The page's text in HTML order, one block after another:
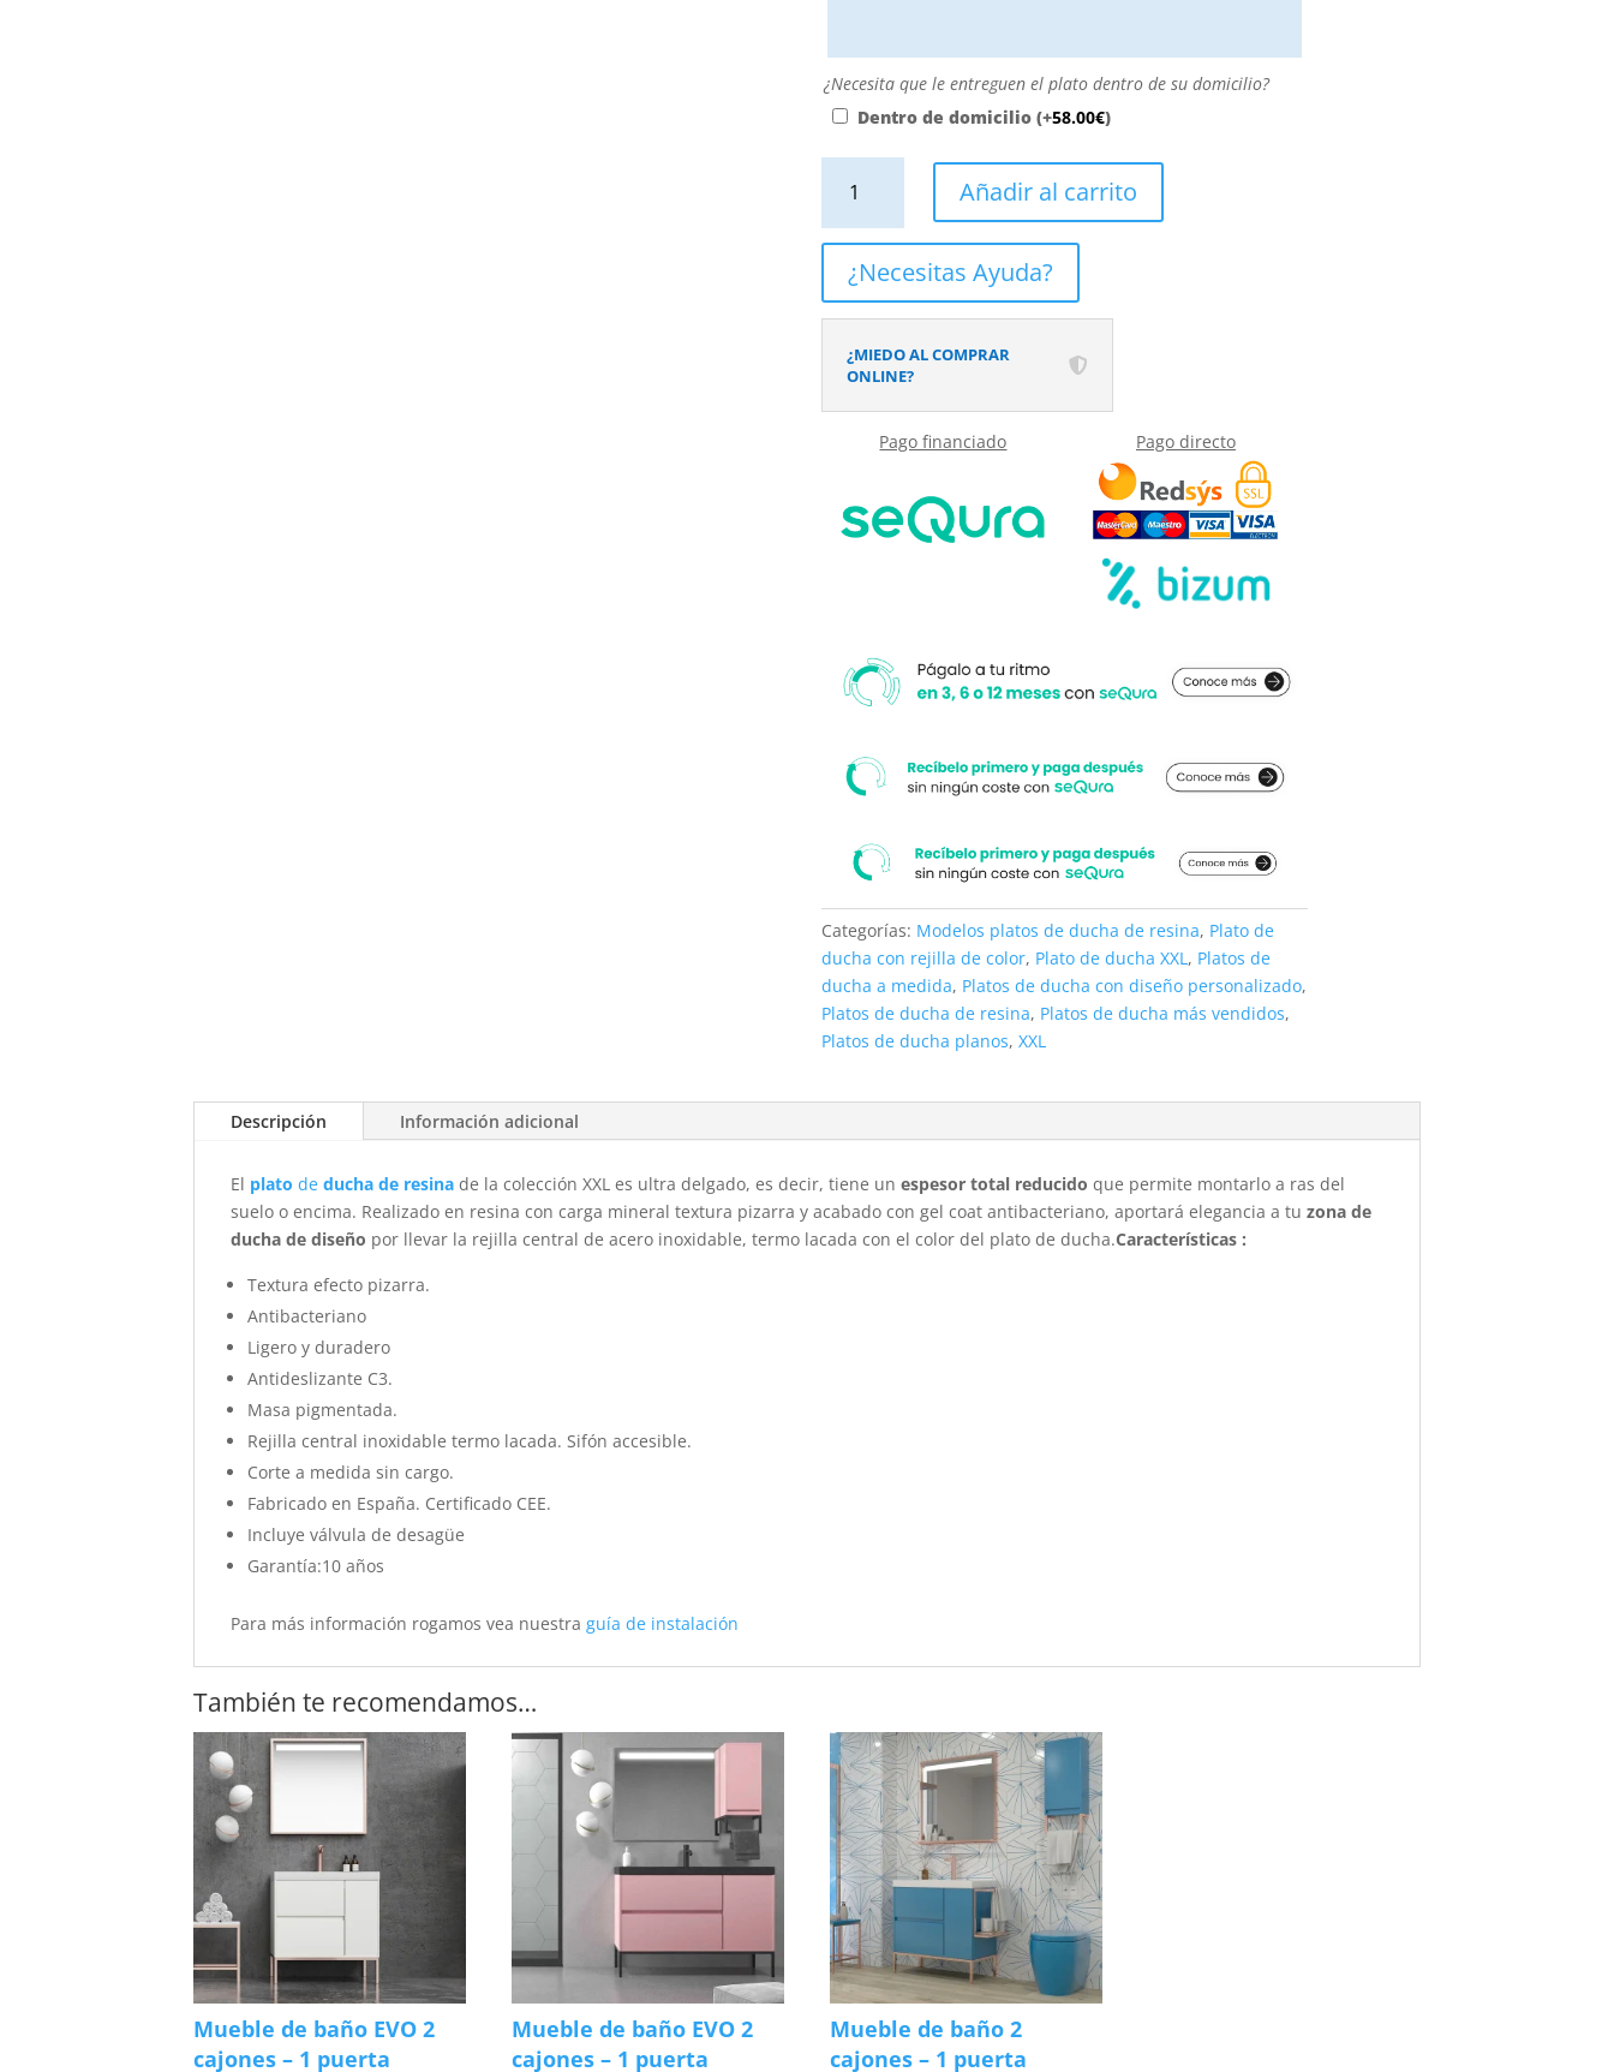
escribiendo
aquí
o
con
nosotros.
precio
será
el
desplegable
su
¿Necesita
que
dentro
su
¿Necesita que le entreguen el plato dentro de su domicilio?
Dentro de domicilio(+58.00€)
ducha
resina
Extragrande
XXL
con
pizarra
antideslizante
NEGRO
9005
cantidad
Añadir al carrito
¿Necesitas Ayuda?
¿MIEDO AL COMPRAR
ONLINE?
Pago financiado Pago directo
Categorías: Modelos platos de ducha de resina, Plato de
ducha con rejilla de color, Plato de ducha XXL, Platos de
ducha a medida, Platos de ducha con diseño personalizado,
Platos de ducha de resina, Platos de ducha más vendidos,
Platos de ducha planos,XXL
Descripción Información adicional
El plato deducha de resina de la colección XXL es ultra delgado, es decir, tiene unespesor total reducido que permite montarlo a ras del
suelo o encima. Realizado en resina con carga mineral textura pizarra y acabado con gel coat antibacteriano, aportará elegancia a tuzona de
ducha de diseño por llevar la rejilla central de acero inoxidable, termo lacada con el color del plato de ducha.Características :
Textura efecto pizarra.
Antibacteriano
Ligero y duradero
Antideslizante C3.
Masa pigmentada.
Rejilla central inoxidable termo lacada. Sifón accesible.
Corte a medida sin cargo.
Fabricado en España. Certificado CEE.
Incluye válvula de desagüe
Garantía:10 años
Para más información rogamos vea nuestraguía de instalación
También te recomendamos…
Mueble de baño EVO 2
cajones – 1 puerta
Mueble de baño EVO 2
cajones – 1 puerta
Mueble de baño 2
cajones – 1 puerta